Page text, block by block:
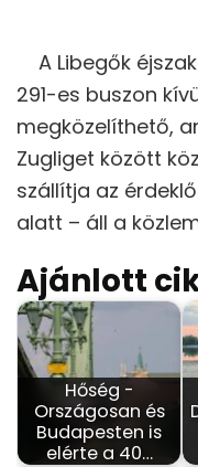
A Libegők
291-es buszon
megközelíthető,
Zugliget között
szállítja az
alatt – áll a
Ajánlott
Hőség -
Országosan és
Budapesten is
elérte a 40…